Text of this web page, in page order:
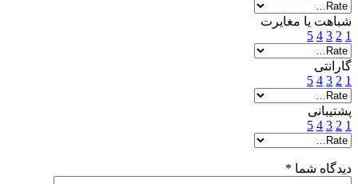
شباهت یا مغایرت
1
2
3
4
5
گارانتی
1
2
3
4
5
پشتیبانی
1
2
3
4
5
دیدگاه شما *